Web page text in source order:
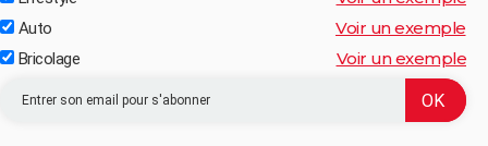
Auto Voir un exemple
Bricolage Voir un exemple